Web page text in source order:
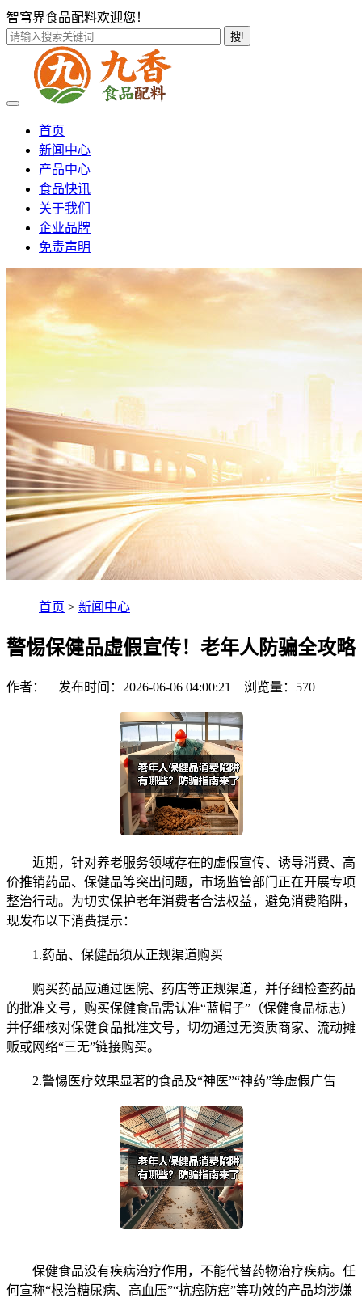
智穹界食品配料欢迎您！
搜!
首页
新闻中心
产品中心
食品快讯
关于我们
企业品牌
免责声明
首页 > 新闻中心
警惕保健品虚假宣传！老年人防骗全攻略
作者： 发布时间：2026-06-06 04:00:21 浏览量： 570
近期，针对养老服务领域存在的虚假宣传、诱导消费、高
价推销药品、保健品等突出问题，市场监管部门正在开展专项
整治行动。为切实保护老年消费者合法权益，避免消费陷阱，
现发布以下消费提示：
1.药品、保健品须从正规渠道购买
购买药品应通过医院、药店等正规渠道，并仔细检查药品
的批准文号，购买保健食品需认准“蓝帽子”（保健食品标志）
并仔细核对保健食品批准文号，切勿通过无资质商家、流动摊
贩或网络“三无”链接购买。
2.警惕医疗效果显著的食品及“神医”“神药”等虚假广告
保健食品没有疾病治疗作用，不能代替药物治疗疾病。任
何宣称“根治糖尿病、高血压”“抗癌防癌”等功效的产品均涉嫌